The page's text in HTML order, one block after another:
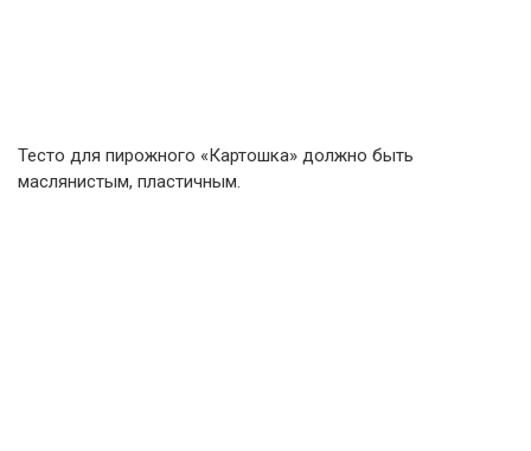
Тесто для пирожного «Картошка» должно быть
маслянистым, пластичным.